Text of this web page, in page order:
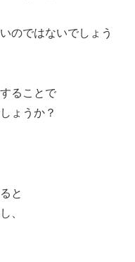
のではないでしょう
ることで
ょうか？
と
、